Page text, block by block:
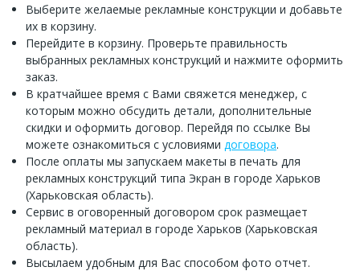
Выберите желаемые рекламные конструкции и добавьте
их в корзину.
Перейдите в корзину. Проверьте правильность
выбранных рекламных конструкций и нажмите оформить
заказ.
В кратчайшее время с Вами свяжется менеджер, с
которым можно обсудить детали, дополнительные
скидки и оформить договор. Перейдя по ссылке Вы
можете ознакомиться с условиями договора.
После оплаты мы запускаем макеты в печать для
рекламных конструкций типа Экран в городе Харьков
(Харьковская область).
Сервис в оговоренный договором срок размещает
рекламный материал в городе Харьков (Харьковская
область).
Высылаем удобным для Вас способом фото отчет.